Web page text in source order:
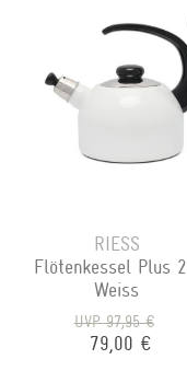
RIESS
Flötenkessel Plus
Weiss
UVP 97,95 €
79,00 €